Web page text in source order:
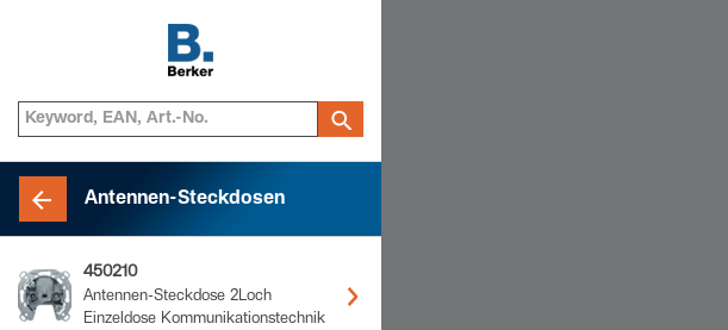
Antennen-Steckdosen
450210
Antennen-Steckdose 2Loch
Einzeldose Kommunikationstechnik